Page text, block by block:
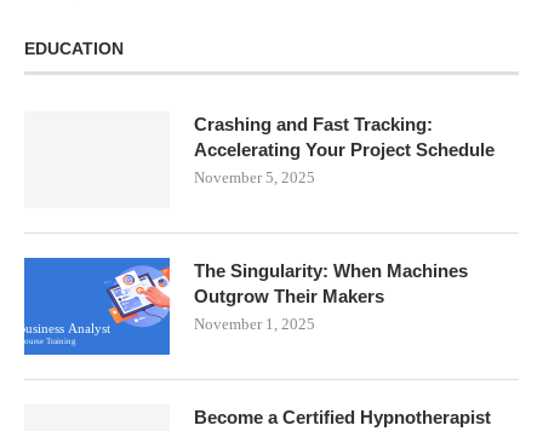
EDUCATION
Crashing and Fast Tracking:
Accelerating Your Project Schedule
November 5, 2025
The Singularity: When Machines
Outgrow Their Makers
November 1, 2025
Become a Certified Hypnotherapist